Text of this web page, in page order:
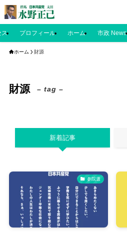
ス プロフィール ホーム 市政 News
ホーム 財源
財源 – tag –
新着記事
参院選